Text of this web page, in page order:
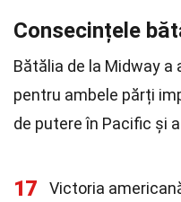
Consecințele
Bătălia de la Midway
pentru ambele părți
de putere în Pacific și
17
Victoria